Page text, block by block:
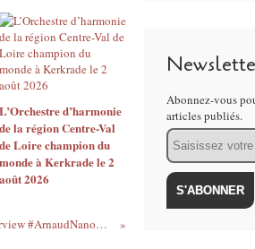
L’Orchestre d’harmonie
de la région Centre-Val
de Loire champion du
monde à Kerkrade le 2
août 2026
Interview #ArnaudNanoMéthivier créateur ...
Abonnez-vous
articles publiés.
Email